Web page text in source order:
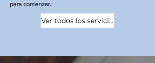
para comenzar.
Ver todos los servicios